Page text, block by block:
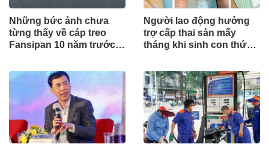
Những bức ảnh chưa
từng thấy về cáp treo
Fansipan 10 năm trước:
nhà Đông Dương
Người lao động hưởng
trợ cấp thai sản mấy
tháng khi sinh con thứ